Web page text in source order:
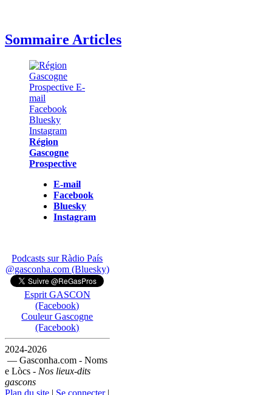
Sommaire Articles
Région
Gascogne
Prospective
E-mail
Facebook
Bluesky
Instagram
Podcasts sur Ràdio País
@gasconha.com (Bluesky)
Esprit GASCON
(Facebook)
Couleur Gascogne
(Facebook)
2024-2026
— Gasconha.com - Noms
e Lòcs - Nos lieux-dits
gascons